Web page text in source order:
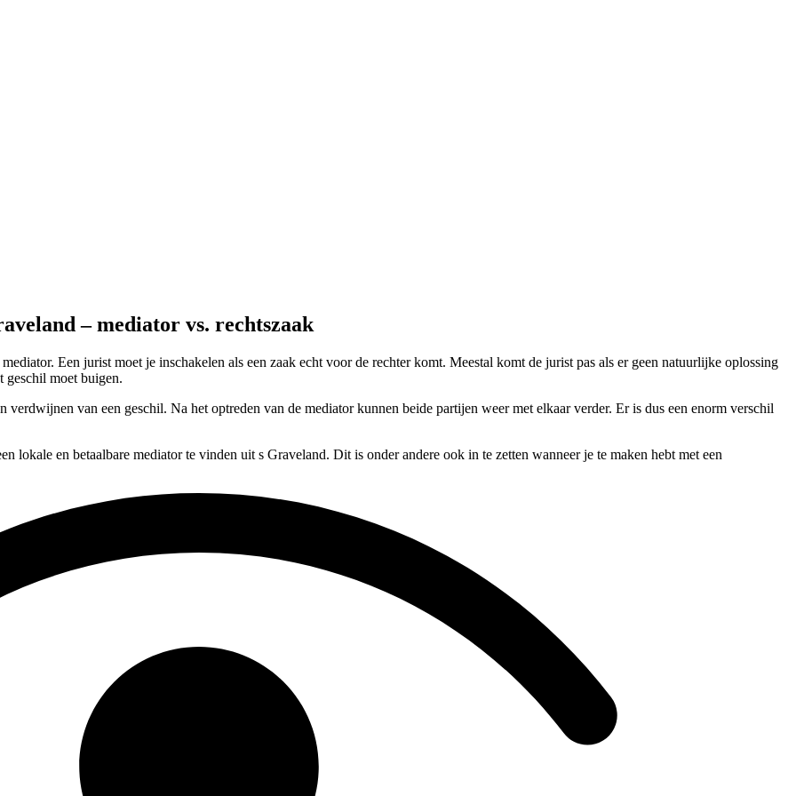
– mediator vs. rechtszaak
Een jurist moet je inschakelen als een zaak echt voor de rechter komt. Meestal komt de jurist pas als er geen natuurlijke oplossing
geschil moet buigen.
verdwijnen van een geschil. Na het optreden van de mediator kunnen beide partijen weer met elkaar verder. Er is dus een enorm verschil
lokale en betaalbare mediator te vinden uit s Graveland. Dit is onder andere ook in te zetten wanneer je te maken hebt met een